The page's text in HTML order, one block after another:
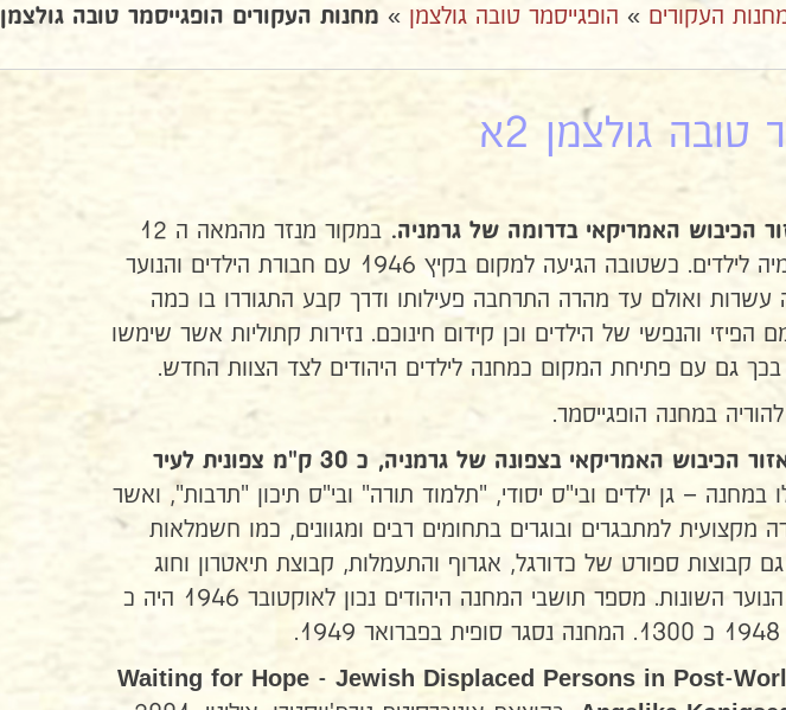
העקורים » הופגייסמר טובה גולצמן » מחנות העקורים הופגייסמר טובה גולצמן
גולצמן 2א
הכיבוש האמריקאי בדרומה של גרמניה.
במקור מנזר מהמאה ה 12
אולם שימש במשך שנים רבות כבית ספר ופנימיה לילדים. כשטובה הגיעה למקום בקיץ 1946 עם חבורת הילדים והנוער
עשרות ואולם עד מהרה התרחבה פעילותו ודרך קבע התגוררו בו כמה
הפיזי והנפשי של הילדים וכן קידום חינוכם. נזירות קתוליות אשר שימשו
גם עם פתיחת המקום כמחנה לילדים היהודים לצד הצוות החדש.
במחנה הופגייסמר.
), אזור הכיבוש האמריקאי בצפונה של גרמניה, כ 30 ק"מ צפונית לעיר
– גן ילדים ובי"ס יסודי, "תלמוד תורה" ובי"ס תיכון "תרבות", ואשר
מקצועית למתבגרים ובוגרים בתחומים רבים ומגוונים, כמו חשמלאות
קבוצות ספורט של כדורגל, אגרוף והתעמלות, קבוצת תיאטרון וחוג
דרמטי, וכמובן פעילות אינטנסיבית של תנועות הנוער השונות. מספר תושבי המחנה היהודים נכון לאוקטובר 1946 היה כ
Waiting for Hope - Jewish Displaced Persons in Post-